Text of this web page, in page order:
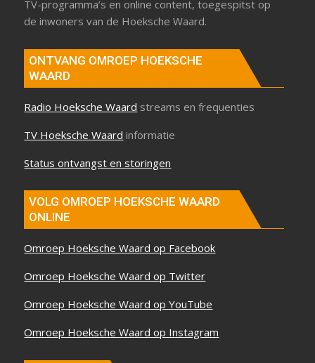
TV-programma’s en online content, toegespitst op
de inwoners van de Hoeksche Waard.
ONTVANG OMROEP HOEKSCHE
WAARD
Radio Hoeksche Waard streams en frequenties
TV Hoeksche Waard informatie
Status ontvangst en storingen
VOLG OMROEP HOEKSCHE WAARD
ONLINE
Omroep Hoeksche Waard op Facebook
Omroep Hoeksche Waard op Twitter
Omroep Hoeksche Waard op YouTube
Omroep Hoeksche Waard op Instagram